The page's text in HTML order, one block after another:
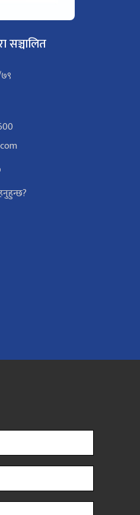
सञ्चालित